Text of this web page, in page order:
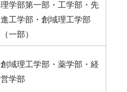
理学部第一部・工学部・先
進工学部・創域理工学部
（一部）
創域理工学部・薬学部・経
営学部